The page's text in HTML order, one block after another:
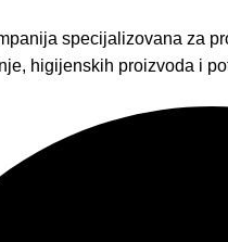
specijalizovana za
higijenskih proizvoda i